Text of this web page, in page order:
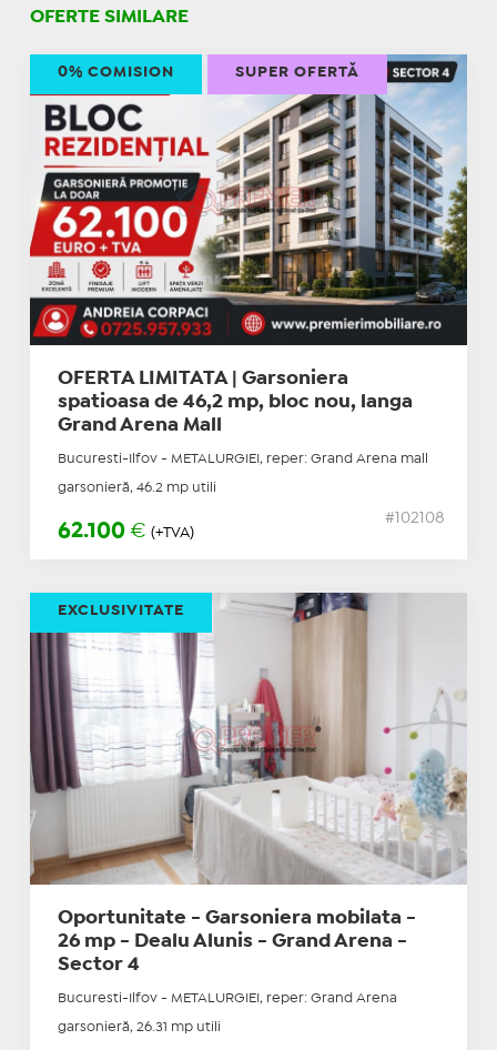
OFERTE SIMILARE
OFERTA LIMITATA | Garsoniera
spatioasa de 46,2 mp, bloc nou, langa
Grand Arena Mall
Bucuresti-Ilfov - METALURGIEI, reper: Grand Arena mall
garsonieră, 46.2 mp utili
62.100 € (+TVA)
#102108
0% COMISION SUPER OFERTĂ
Oportunitate - Garsoniera mobilata -
26 mp - Dealu Alunis - Grand Arena -
Sector 4
Bucuresti-Ilfov - METALURGIEI, reper: Grand Arena
garsonieră, 26.31 mp utili
EXCLUSIVITATE